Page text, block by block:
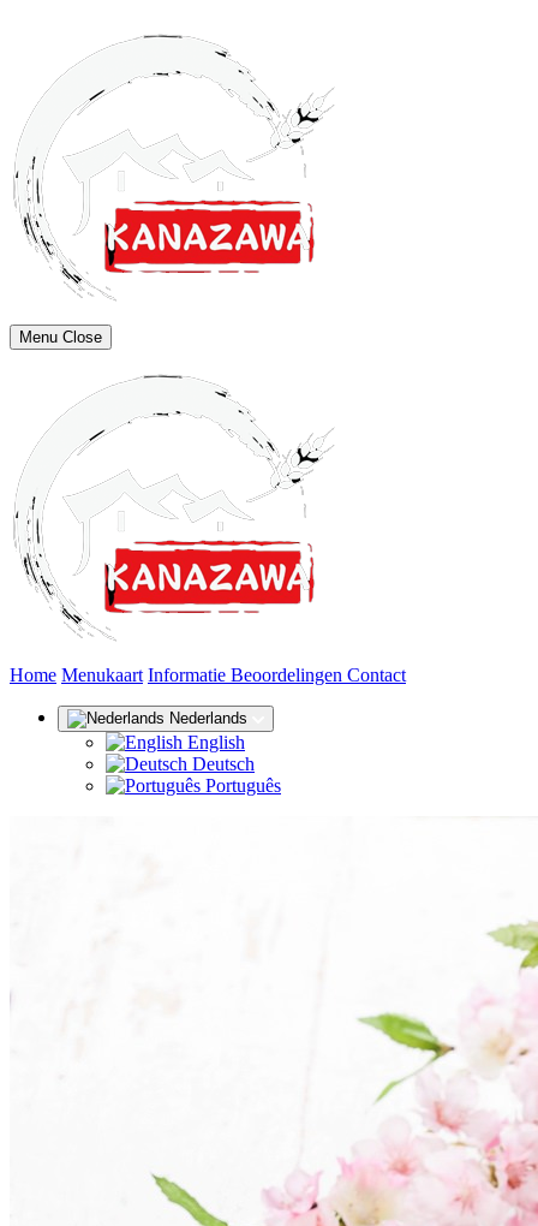
Menu Close
Home Menukaart Informatie Beoordelingen Contact(huidige)
Nederlands
English
Deutsch
Português